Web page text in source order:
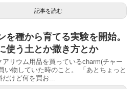
記事を読む
を種から育てる実験を開始。
使う土とか撒き方とか
アリウム用品を買っているcharm(チャー
い物していた時のこと。 「あとちょっと
けど何を買お...